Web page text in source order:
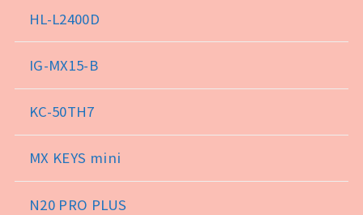
HL-L2400D
IG-MX15-B
KC-50TH7
MX KEYS mini
N20 PRO PLUS